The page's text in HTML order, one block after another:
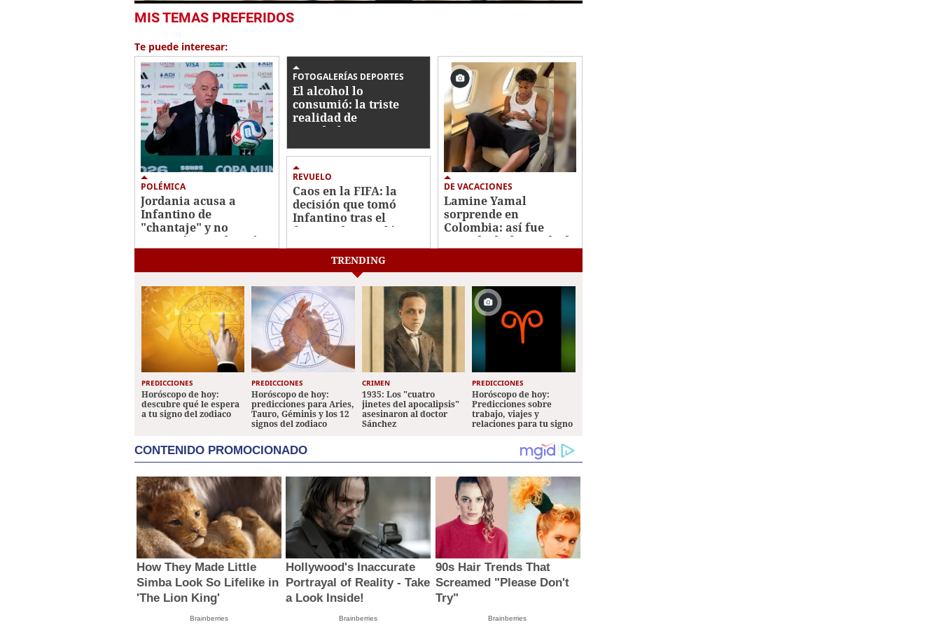
second
38
secondsVolume
0%
MIS TEMAS PREFERIDOS
Te puede interesar:
POLÉMICA
Jordania acusa a
Infantino de
"chantaje" y no
apoyará su reelección
FOTOGALERÍAS DEPORTES
El alcohol lo
consumió: la triste
realidad de
mundialista con
Honduras
REVUELO
Caos en la FIFA: la
decisión que tomó
Infantino tras el
fracaso de su polémico
plan millonario
DE VACACIONES
Lamine Yamal
sorprende en
Colombia: así fue
captado disfrutando de
TRENDING
PREDICCIONES
Horóscopo de hoy:
descubre qué le espera
a tu signo del zodiaco
PREDICCIONES
Horóscopo de hoy:
predicciones para Aries,
Tauro, Géminis y los 12
signos del zodiaco
CRIMEN
1935: Los "cuatro
jinetes del apocalipsis"
asesinaron al doctor
Sánchez
PREDICCIONES
Horóscopo de hoy:
Predicciones sobre
trabajo, viajes y
relaciones para tu signo
CONTENIDO PROMOCIONADO
How They Made Little
Simba Look So Lifelike in
'The Lion King'
Brainberries
Hollywood's Inaccurate
Portrayal of Reality - Take
a Look Inside!
Brainberries
90s Hair Trends That
Screamed "Please Don't
Try"
Brainberries